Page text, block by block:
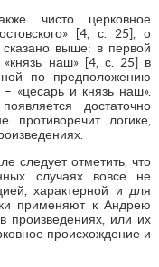
чисто церковное
[4, с. 25], о
выше: в первой
«князь наш» [4, с. 25] в
по предположению
«цесарь и князь наш».
достаточно
логике,
следует отметить, что
случаях вовсе не
характерной и для
применяют к Андрею
произведениях, или их
происхождение и